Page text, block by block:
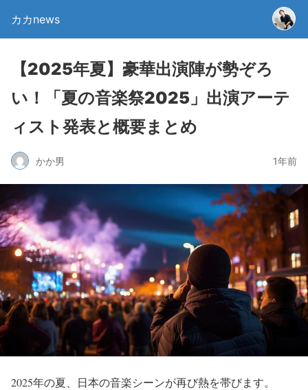
カカnews
【2025年夏】豪華出演陣が勢ぞろ
い！「夏の音楽祭2025」出演アーテ
ィスト発表と概要まとめ
かか男 1年前
2025年の夏、日本の音楽シーンが再び熱を帯びます。